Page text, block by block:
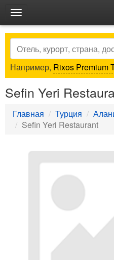
Toggle
navigation
Search
Например, Rixos Premium
Sefin Yeri
Главная Турция
Sefin Yeri Restaurant